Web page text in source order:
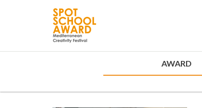
AWARD